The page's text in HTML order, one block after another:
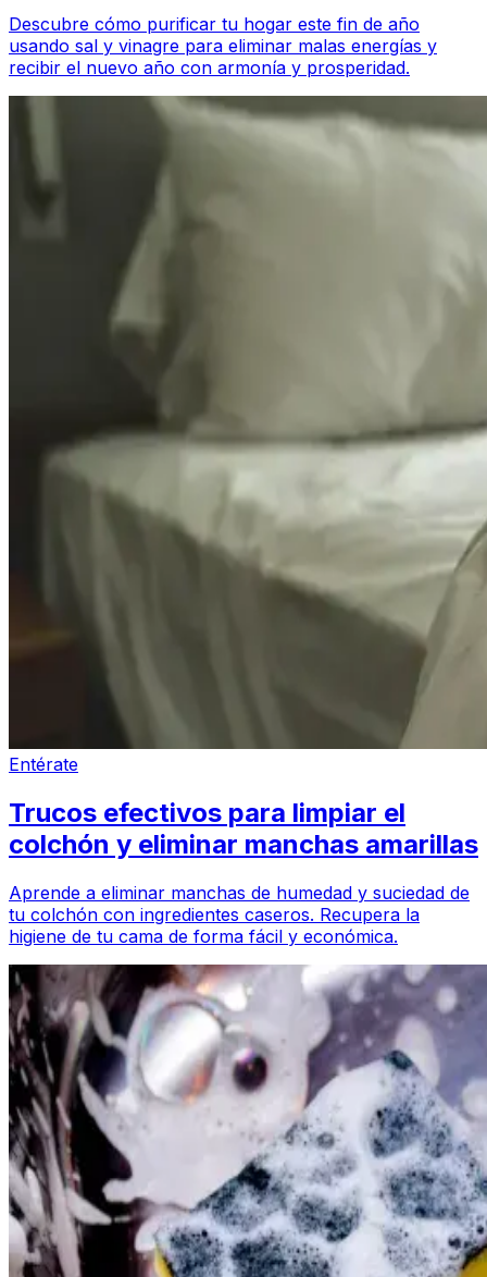
Descubre cómo purificar tu hogar este fin de año
usando sal y vinagre para eliminar malas energías y
recibir el nuevo año con armonía y prosperidad.
Entérate
Trucos efectivos para limpiar el
colchón y eliminar manchas amarillas
Aprende a eliminar manchas de humedad y suciedad de
tu colchón con ingredientes caseros. Recupera la
higiene de tu cama de forma fácil y económica.